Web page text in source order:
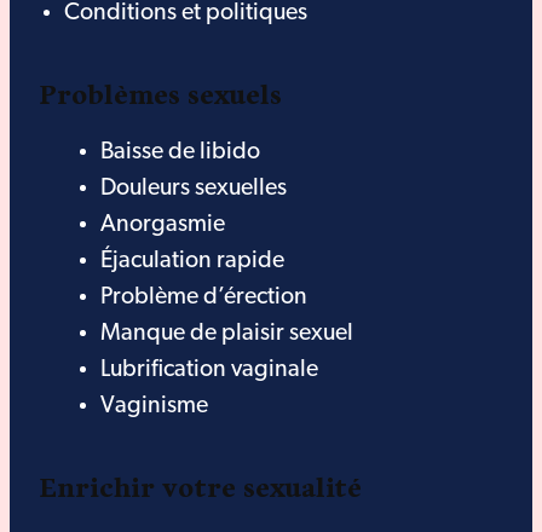
Conditions et politiques
Problèmes sexuels
Baisse de libido
Douleurs sexuelles
Anorgasmie
Éjaculation rapide
Problème d’érection
Manque de plaisir sexuel
Lubrification vaginale
Vaginisme
Enrichir votre sexualité